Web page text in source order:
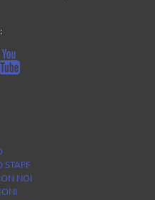
STAFF
NOI